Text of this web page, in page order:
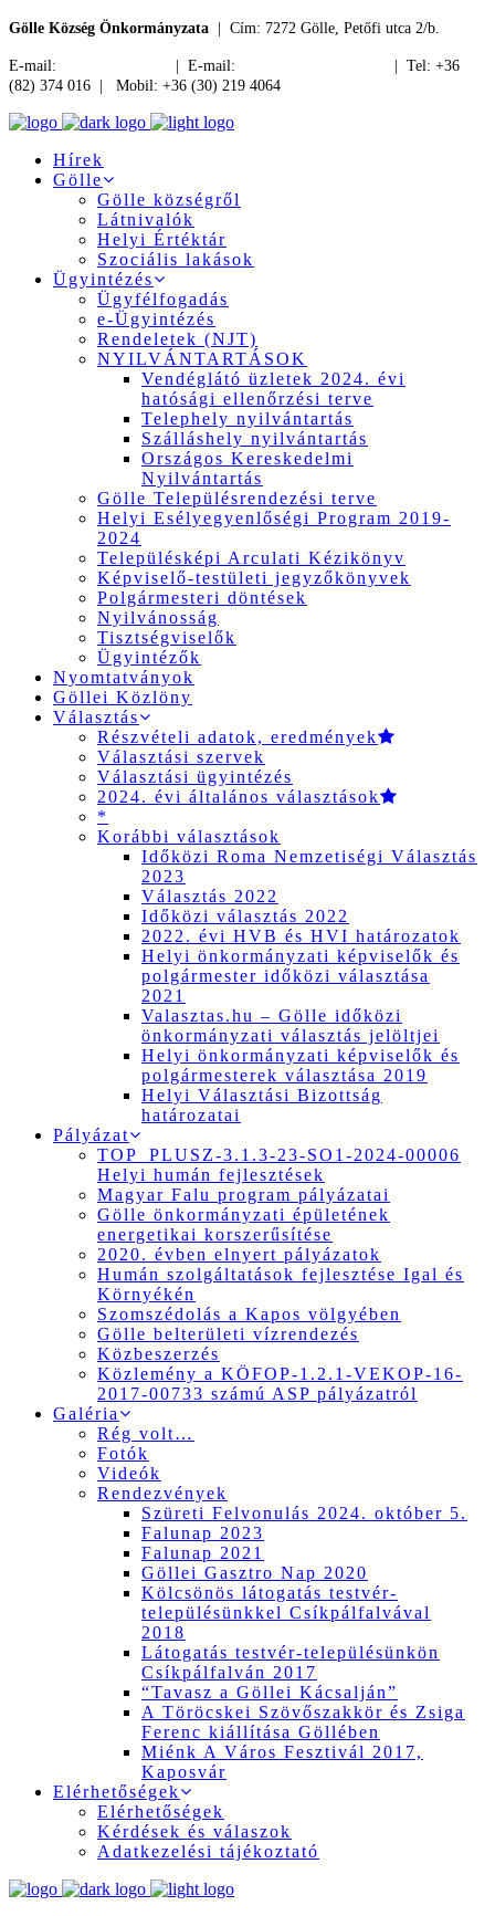
Gölle Község Önkormányzata | Cím: 7272 Gölle, Petőfi utca 2/b.
E-mail: | E-mail:
| Tel: +36
(82) 374 016 | Mobil: +36 (30) 219 4064
Hírek
Gölle
Gölle községről
Látnivalók
Helyi Értéktár
Szociális lakások
Ügyintézés
Ügyfélfogadás
e-Ügyintézés
Rendeletek (NJT)
NYILVÁNTARTÁSOK
Vendéglátó üzletek 2024. évi
hatósági ellenőrzési terve
Telephely nyilvántartás
Szálláshely nyilvántartás
Országos Kereskedelmi
Nyilvántartás
Gölle Településrendezési terve
Helyi Esélyegyenlőségi Program 2019-
2024
Településképi Arculati Kézikönyv
Képviselő-testületi jegyzőkönyvek
Polgármesteri döntések
Nyilvánosság
Tisztségviselők
Ügyintézők
Nyomtatványok
Göllei Közlöny
Választás
Részvételi adatok, eredmények
Választási szervek
Választási ügyintézés
2024. évi általános választások
*
Korábbi választások
Időközi Roma Nemzetiségi Választás
2023
Választás 2022
Időközi választás 2022
2022. évi HVB és HVI határozatok
Helyi önkormányzati képviselők és
polgármester időközi választása
2021
Valasztas.hu – Gölle időközi
önkormányzati választás jelöltjei
Helyi önkormányzati képviselők és
polgármesterek választása 2019
Helyi Választási Bizottság
határozatai
Pályázat
TOP_PLUSZ-3.1.3-23-SO1-2024-00006
Helyi humán fejlesztések
Magyar Falu program pályázatai
Gölle önkormányzati épületének
energetikai korszerűsítése
2020. évben elnyert pályázatok
Humán szolgáltatások fejlesztése Igal és
Környékén
Szomszédolás a Kapos völgyében
Gölle belterületi vízrendezés
Közbeszerzés
Közlemény a KÖFOP-1.2.1-VEKOP-16-
2017-00733 számú ASP pályázatról
Galéria
Rég volt…
Fotók
Videók
Rendezvények
Szüreti Felvonulás 2024. október 5.
Falunap 2023
Falunap 2021
Göllei Gasztro Nap 2020
Kölcsönös látogatás testvér-
településünkkel Csíkpálfalvával
2018
Látogatás testvér-településünkön
Csíkpálfalván 2017
“Tavasz a Göllei Kácsalján”
A Töröcskei Szövőszakkör és Zsiga
Ferenc kiállítása Göllében
Miénk A Város Fesztivál 2017,
Kaposvár
Elérhetőségek
Elérhetőségek
Kérdések és válaszok
Adatkezelési tájékoztató